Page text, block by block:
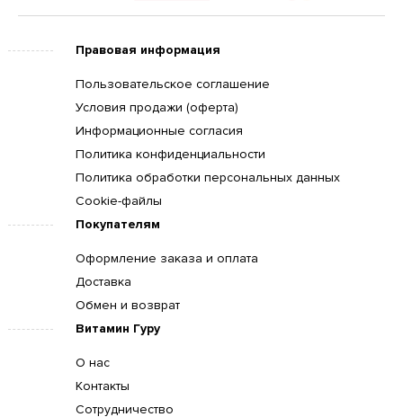
Правовая информация
Пользовательское соглашение
Условия продажи (оферта)
Информационные согласия
Политика конфиденциальности
Политика обработки персональных данных
Cookie-файлы
Покупателям
Оформление заказа и оплата
Доставка
Обмен и возврат
Витамин Гуру
О нас
Контакты
Сотрудничество